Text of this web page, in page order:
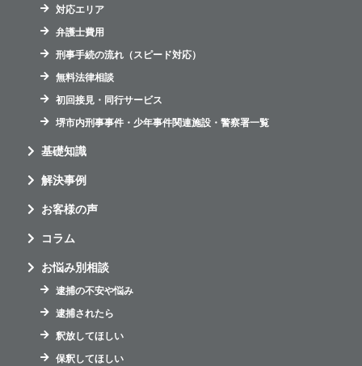
対応エリア
弁護士費用
刑事手続の流れ（スピード対応）
無料法律相談
初回接見・同行サービス
堺市内刑事事件・少年事件関連施設・警察署一覧
基礎知識
解決事例
お客様の声
コラム
お悩み別相談
逮捕の不安や悩み
逮捕されたら
釈放してほしい
保釈してほしい